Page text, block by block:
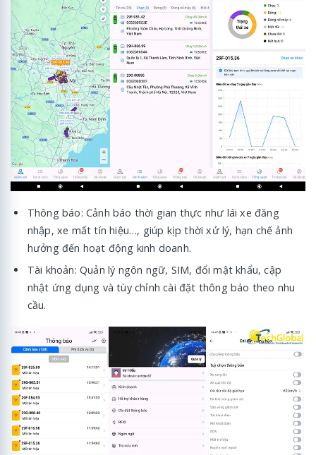
Thông báo: Cảnh báo thời gian thực như lái xe đăng
nhập, xe mất tín hiệu…, giúp kịp thời xử lý, hạn chế ảnh
hưởng đến hoạt động kinh doanh.
Tài khoản: Quản lý ngôn ngữ, SIM, đổi mật khẩu, cập
nhật ứng dụng và tùy chỉnh cài đặt thông báo theo nhu
cầu.